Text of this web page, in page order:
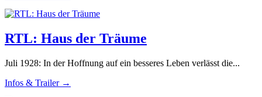
RTL: Haus der Träume
Juli 1928: In der Hoffnung auf ein besseres Leben verlässt die...
Infos & Trailer →